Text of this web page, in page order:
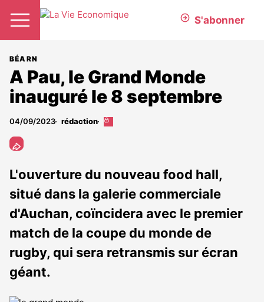
S'abonner
BÉARN
A Pau, le Grand Monde
inauguré le 8 septembre
04/09/2023 rédaction
Cet
abonnés
L'ouverture du nouveau food hall,
situé dans la galerie commerciale
d'Auchan, coïncidera avec le premier
match de la coupe du monde de
rugby, qui sera retransmis sur écran
géant.